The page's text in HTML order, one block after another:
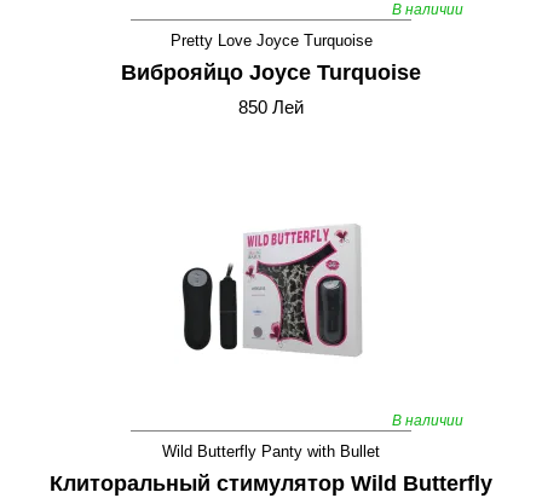
В наличии
Pretty Love Joyce Turquoise
Виброяйцо Joyce Turquoise
850 Лей
В наличии
Wild Butterfly Panty with Bullet
Клиторальный стимулятор Wild Butterfly